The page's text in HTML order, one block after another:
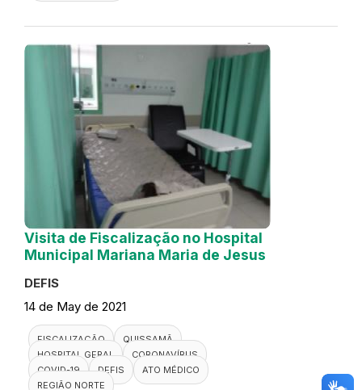
Visita de Fiscalização no Hospital
Municipal Mariana Maria de Jesus
DEFIS
14 de May de 2021
FISCALIZAÇÃO
QUISSAMÃ
HOSPITAL GERAL
CORONAVÍRUS
COVID-19
DEFIS
ATO MÉDICO
REGIÃO NORTE